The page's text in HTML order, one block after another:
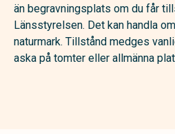
än begravningsplats om du får
Länsstyrelsen. Det kan handla
naturmark. Tillstånd medges
aska på tomter eller allmänna